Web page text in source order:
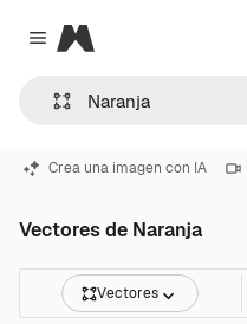
Close menu
Magnific
Crea una imagen con IA
Vectores de Naranja
Vectores